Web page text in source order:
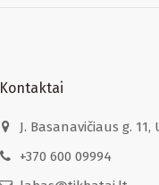
Kontaktai
J. Basanavičiaus g. 11,
+370 600 09994